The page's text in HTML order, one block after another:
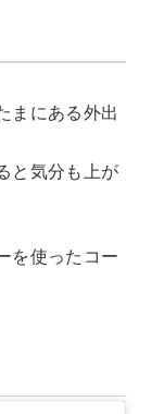
まにある外出
と気分も上が
を使ったコー